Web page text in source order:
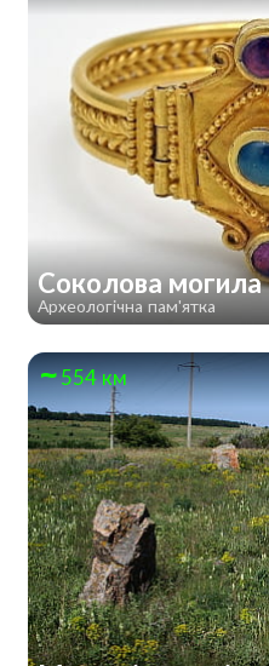
Соколова могила
Археологічна пам'ятка
554 км